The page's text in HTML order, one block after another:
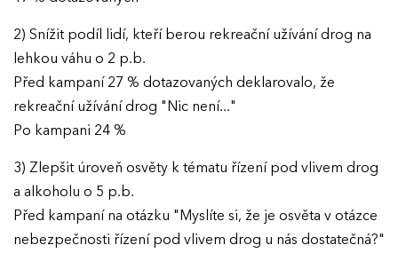
2) Snížit podíl lidí, kteří berou rekreační užívání drog na
lehkou váhu o 2 p.b.
Před kampaní 27 % dotazovaných deklarovalo, že
rekreační užívání drog "Nic není..."
Po kampani 24 %
3) Zlepšit úroveň osvěty k tématu řízení pod vlivem drog
a alkoholu o 5 p.b.
Před kampaní na otázku "Myslíte si, že je osvěta v otázce
nebezpečnosti řízení pod vlivem drog u nás dostatečná?"